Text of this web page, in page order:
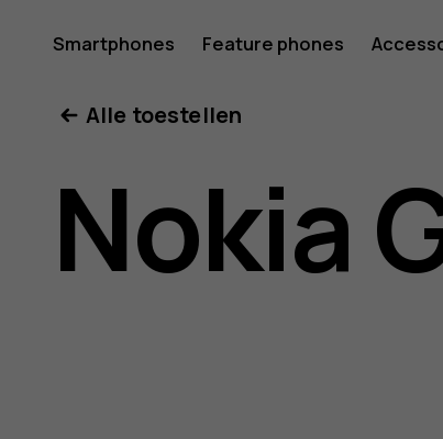
voor
Nokia
Smartphones Feature phones
Alle toestellen
Nokia